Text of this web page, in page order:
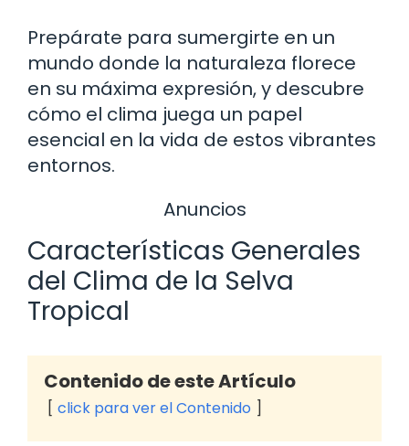
Prepárate para sumergirte en un
mundo donde la naturaleza florece
en su máxima expresión, y descubre
cómo el clima juega un papel
esencial en la vida de estos vibrantes
entornos.
Anuncios
Características Generales
del Clima de la Selva
Tropical
Contenido de este Artículo
click para ver el Contenido